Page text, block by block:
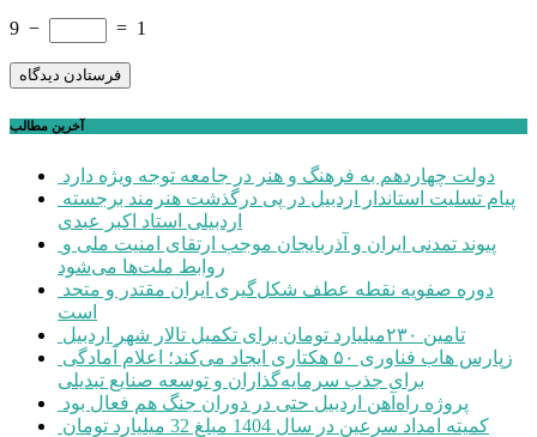
9 − = 1
آخرین مطالب
دولت چهاردهم به فرهنگ و هنر در جامعه توجه ویژه دارد
اردبیلی استاد اکبر عبدی
روابط ملت‌ها می‌شود
است
تامین ۲۳۰میلیارد تومان برای تکمیل تالار شهر اردبیل
برای جذب سرمایه‌گذاران و توسعه صنایع تبدیلی
پروژه راه‌آهن اردبیل حتی در دوران جنگ هم فعال بود